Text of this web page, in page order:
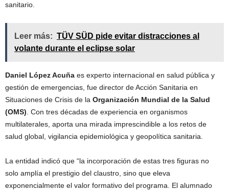
sanitario.
Leer más: TÜV SÜD pide evitar distracciones al
volante durante el eclipse solar
Daniel López Acuña es experto internacional en salud pública y
gestión de emergencias, fue director de Acción Sanitaria en
Situaciones de Crisis de la Organización Mundial de la Salud
(OMS). Con tres décadas de experiencia en organismos
multilaterales, aporta una mirada imprescindible a los retos de
salud global, vigilancia epidemiológica y geopolítica sanitaria.
La entidad indicó que “la incorporación de estas tres figuras no
solo amplía el prestigio del claustro, sino que eleva
exponencialmente el valor formativo del programa. El alumnado